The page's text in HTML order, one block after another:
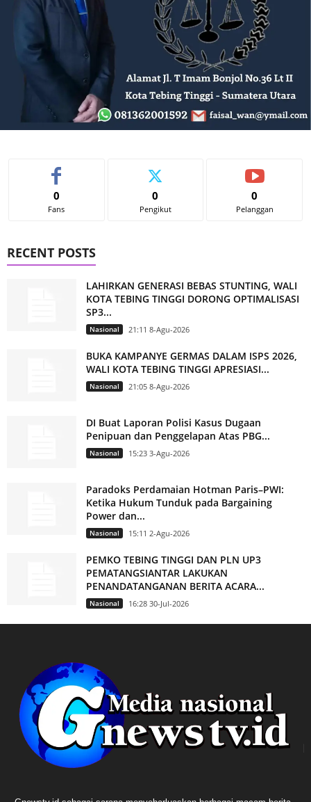
0
Fans
0
Pengikut
0
Pelanggan
RECENT POSTS
LAHIRKAN GENERASI BEBAS STUNTING, WALI
KOTA TEBING TINGGI DORONG OPTIMALISASI
SP3...
Nasional 21:11 8-Agu-2026
BUKA KAMPANYE GERMAS DALAM ISPS 2026,
WALI KOTA TEBING TINGGI APRESIASI...
Nasional 21:05 8-Agu-2026
DI Buat Laporan Polisi Kasus Dugaan
Penipuan dan Penggelapan Atas PBG...
Nasional 15:23 3-Agu-2026
Paradoks Perdamaian Hotman Paris–PWI:
Ketika Hukum Tunduk pada Bargaining
Power dan...
Nasional 15:11 2-Agu-2026
PEMKO TEBING TINGGI DAN PLN UP3
PEMATANGSIANTAR LAKUKAN
PENANDATANGANAN BERITA ACARA...
Nasional 16:28 30-Jul-2026